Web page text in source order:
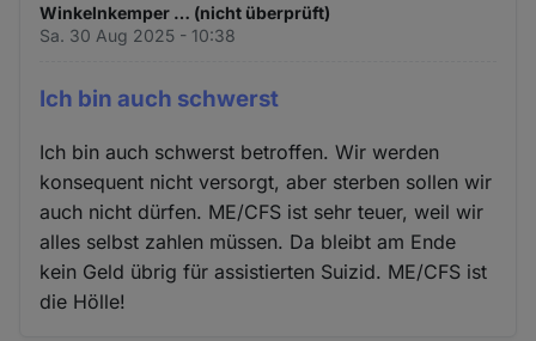
Winkelnkemper … (nicht überprüft)
Sa. 30 Aug 2025 - 10:38
Ich bin auch schwerst
Ich bin auch schwerst betroffen. Wir werden
konsequent nicht versorgt, aber sterben sollen wir
auch nicht dürfen. ME/CFS ist sehr teuer, weil wir
alles selbst zahlen müssen. Da bleibt am Ende
kein Geld übrig für assistierten Suizid. ME/CFS ist
die Hölle!